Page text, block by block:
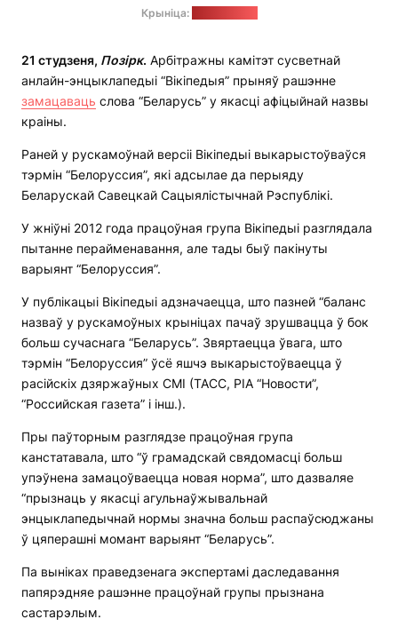
Крыніца:
21 студзеня, Позірк. Арбітражны камітэт сусветнай
анлайн-энцыклапедыі “Вікіпедыя” прыняў рашэнне
замацаваць слова “Беларусь” у якасці афіцыйнай назвы
краіны.
Раней у рускамоўнай версіі Вікіпедыі выкарыстоўваўся
тэрмін “Белоруссия”, які адсылае да перыяду
Беларускай Савецкай Сацыялістычнай Рэспублікі.
У жніўні 2012 года працоўная група Вікіпедыі разглядала
пытанне перайменавання, але тады быў пакінуты
варыянт “Белоруссия”.
У публікацыі Вікіпедыі адзначаецца, што пазней “баланс
назваў у рускамоўных крыніцах пачаў зрушвацца ў бок
больш сучаснага “Беларусь”. Звяртаецца ўвага, што
тэрмін “Белоруссия” ўсё яшчэ выкарыстоўваецца ў
расійскіх дзяржаўных СМІ (ТАСС, РІА “Новости”,
“Российская газета” і інш.).
Пры паўторным разглядзе працоўная група
канстатавала, што “ў грамадскай свядомасці больш
упэўнена замацоўваецца новая норма”, што дазваляе
“прызнаць у якасці агульнаўжывальнай
энцыклапедычнай нормы значна больш распаўсюджаны
ў цяперашні момант варыянт “Беларусь”.
Па выніках праведзенага экспертамі даследавання
папярэдняе рашэнне працоўнай групы прызнана
састарэлым.